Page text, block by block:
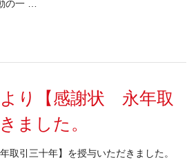
の一 …
り【感謝状 永年取
ました。
引三十年】を授与いただきました。